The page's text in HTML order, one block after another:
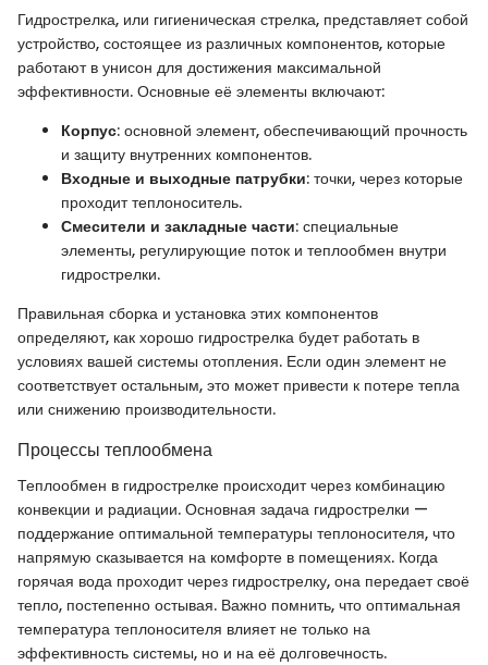
Гидрострелка, или гигиеническая стрелка, представляет собой
устройство, состоящее из различных компонентов, которые
работают в унисон для достижения максимальной
эффективности. Основные её элементы включают:
Корпус: основной элемент, обеспечивающий прочность
и защиту внутренних компонентов.
Входные и выходные патрубки: точки, через которые
проходит теплоноситель.
Смесители и закладные части: специальные
элементы, регулирующие поток и теплообмен внутри
гидрострелки.
Правильная сборка и установка этих компонентов
определяют, как хорошо гидрострелка будет работать в
условиях вашей системы отопления. Если один элемент не
соответствует остальным, это может привести к потере тепла
или снижению производительности.
Процессы теплообмена
Теплообмен в гидрострелке происходит через комбинацию
конвекции и радиации. Основная задача гидрострелки —
поддержание оптимальной температуры теплоносителя, что
напрямую сказывается на комфорте в помещениях. Когда
горячая вода проходит через гидрострелку, она передает своё
тепло, постепенно остывая. Важно помнить, что оптимальная
температура теплоносителя влияет не только на
эффективность системы, но и на её долговечность.